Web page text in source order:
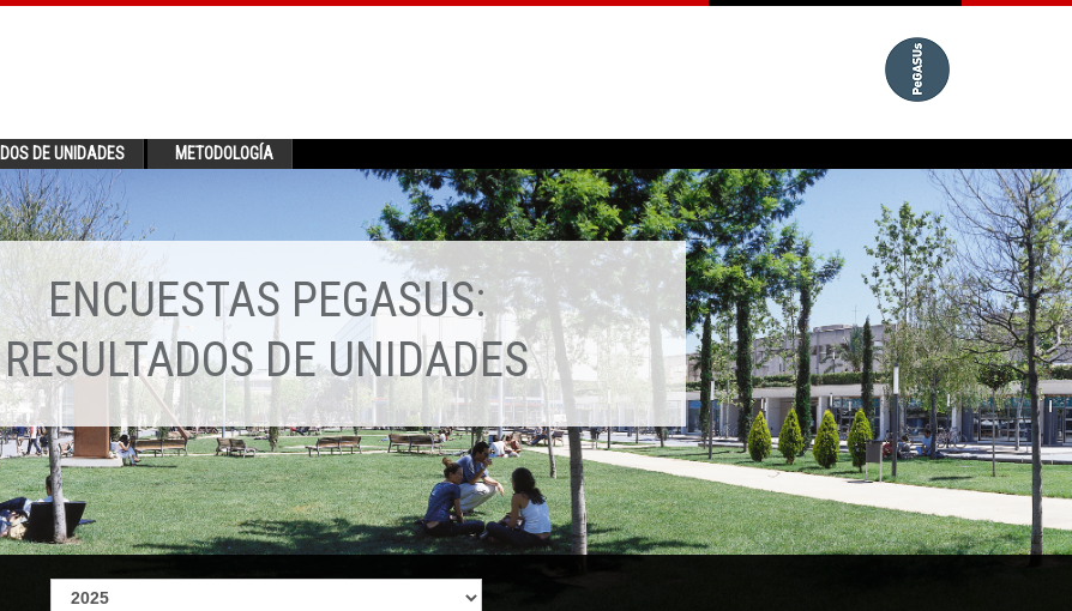
DE UNIDADES METODOLOGÍA
ENCUESTAS PEGASUS:
RESULTADOS DE UNIDADES